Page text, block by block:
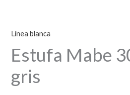
Linea blanca
Estufa Mabe
gris